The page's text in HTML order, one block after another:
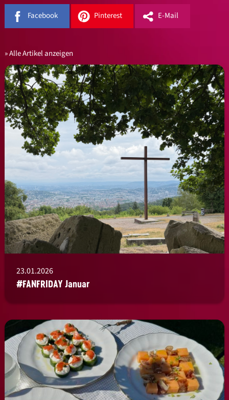
Facebook Pinterest E-Mail
Alle Artikel anzeigen
23.01.2026
#FANFRIDAY Januar